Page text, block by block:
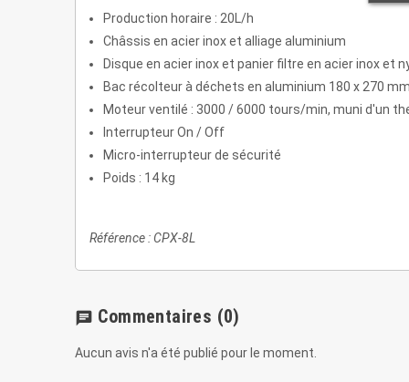
Production horaire : 20L/h
Châssis en acier inox et alliage aluminium
Disque en acier inox et panier filtre en acier inox et
Bac récolteur à déchets en aluminium 180 x 270
Moteur ventilé : 3000 / 6000 tours/min, muni d'un
Interrupteur On / Off
Micro-interrupteur de sécurité
Poids : 14 kg
Référence : CPX-8L
chat Commentaires (0)
Aucun avis n'a été publié pour le moment.